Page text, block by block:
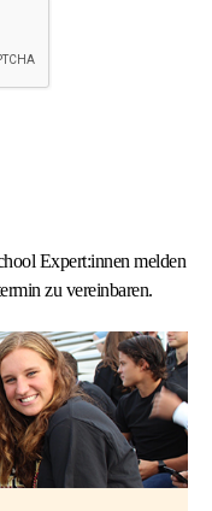
Expert:innen melden
zu vereinbaren.